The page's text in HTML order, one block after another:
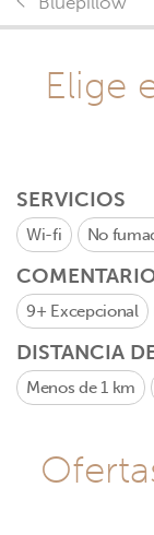
Elige
SERVICIOS
Wi-fi No
9+ Excepcional
DISTANCIA
Menos de 1 km